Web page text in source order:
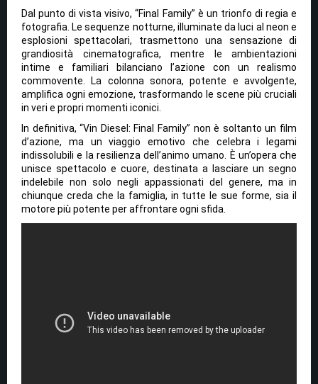
Dal punto di vista visivo, “Final Family” è un trionfo di regia e
fotografia. Le sequenze notturne, illuminate da luci al neon e
esplosioni spettacolari, trasmettono una sensazione di
grandiosità cinematografica, mentre le ambientazioni
intime e familiari bilanciano l’azione con un realismo
commovente. La colonna sonora, potente e avvolgente,
amplifica ogni emozione, trasformando le scene più cruciali
in veri e propri momenti iconici.
In definitiva, “Vin Diesel: Final Family” non è soltanto un film
d’azione, ma un viaggio emotivo che celebra i legami
indissolubili e la resilienza dell’animo umano. È un’opera che
unisce spettacolo e cuore, destinata a lasciare un segno
indelebile non solo negli appassionati del genere, ma in
chiunque creda che la famiglia, in tutte le sue forme, sia il
motore più potente per affrontare ogni sfida.